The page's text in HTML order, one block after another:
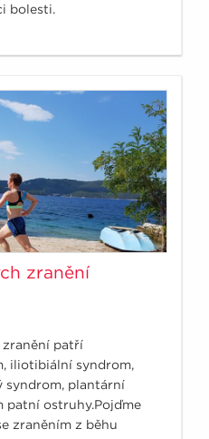
bolesti.
zranění
zranění patří
iliotibiální syndrom,
syndrom, plantární
patní ostruhy.Pojďme
zraněním z běhu